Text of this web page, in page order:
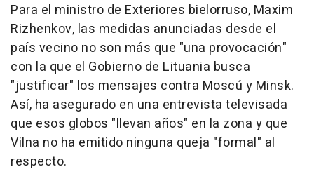
Para el ministro de Exteriores bielorruso, Maxim
Rizhenkov, las medidas anunciadas desde el
país vecino no son más que "una provocación"
con la que el Gobierno de Lituania busca
"justificar" los mensajes contra Moscú y Minsk.
Así, ha asegurado en una entrevista televisada
que esos globos "llevan años" en la zona y que
Vilna no ha emitido ninguna queja "formal" al
respecto.